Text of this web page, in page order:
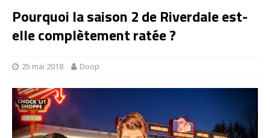
Pourquoi la saison 2 de Riverdale est-
elle complètement ratée ?
25 mai 2018 Doop